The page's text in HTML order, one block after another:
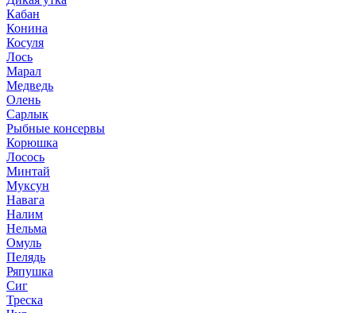
Кабан
Конина
Косуля
Лось
Марал
Медведь
Олень
Сарлык
Рыбные консервы
Корюшка
Лосось
Минтай
Муксун
Навага
Налим
Нельма
Омуль
Пелядь
Ряпушка
Сиг
Треска